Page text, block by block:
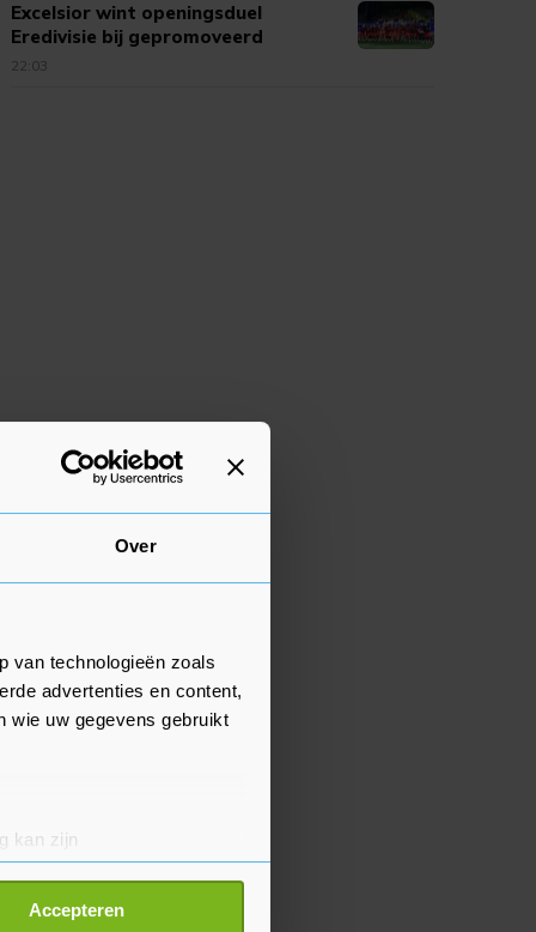
Over
van technologieën zoals
advertenties en content,
wie uw gegevens gebruikt
kan zijn
detailgedeelte
Accepteren
Excelsior wint openingsduel
Eredivisie bij gepromoveerd
Cambuur
22:03